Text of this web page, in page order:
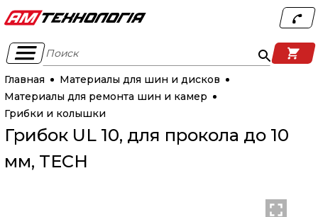
Поиск
Главная
Материалы для шин и дисков
Материалы для ремонта шин и камер
Грибки и колышки
Грибок UL 10, для прокола до 10
мм, TECH